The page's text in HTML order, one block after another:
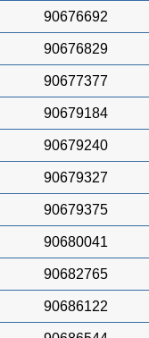
90676692
90676829
90677377
90679184
90679240
90679327
90679375
90680041
90682765
90686122